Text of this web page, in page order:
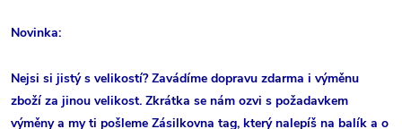
Novinka:
Nejsi si jistý s velikostí? Zavádíme dopravu zdarma i výměnu
zboží za jinou velikost. Zkrátka se nám ozvi s požadavkem
výměny a my ti pošleme Zásilkovna tag, který nalepíš na balík a o